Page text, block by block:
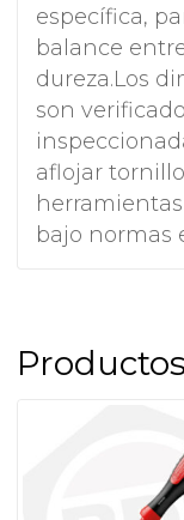
específica,
balance
dureza.Los
son
aflojar
bajo normas